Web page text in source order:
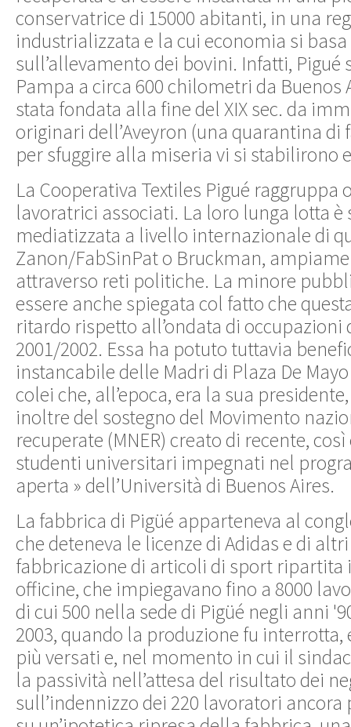
conservatrice di 15000 abitanti, in una
industrializzata e la cui economia si
sull’allevamento dei bovini. Infatti, Pigué
Pampa a circa 600 chilometri da Buenos
stata fondata alla fine del XIX sec. da
originari dell’Aveyron (una quarantina
per sfuggire alla miseria vi si stabilirono
La Cooperativa Textiles Pigué raggruppa
lavoratrici associati. La loro lunga lotta
mediatizzata a livello internazionale di
Zanon/FabSinPat o Bruckman,
attraverso reti politiche. La minore
essere anche spiegata col fatto che
ritardo rispetto all’ondata di occupazioni
2001/2002. Essa ha potuto tuttavia
instancabile delle Madri di Plaza De
colei che, all’epoca, era la sua presidente,
inoltre del sostegno del Movimento
recuperate (MNER) creato di recente,
studenti universitari impegnati nel
aperta » dell’Università di Buenos Aires.
La fabbrica di Pigüé apparteneva al
che deteneva le licenze di Adidas e di
fabbricazione di articoli di sport ripartita
officine, che impiegavano fino a 8000
di cui 500 nella sede di Pigüé negli anni
2003, quando la produzione fu
più versati e, nel momento in cui il
la passività nell’attesa del risultato dei
sull’indennizzo dei 220 lavoratori